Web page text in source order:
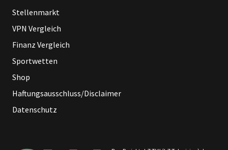
Stellenmarkt
VPN Vergleich
Finanz Vergleich
Sportwetten
Shop
Haftungsausschluss/Disclaimer
Datenschutz